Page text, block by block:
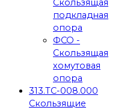
Скользящая
подкладная
опора
ФСО -
Скользящая
хомутовая
опора
313.ТС-008.000
Скользящие